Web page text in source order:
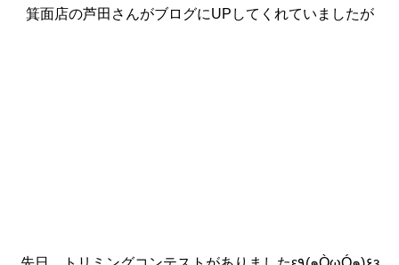
箕面店の芦田さんがブログにUPしてくれていましたが